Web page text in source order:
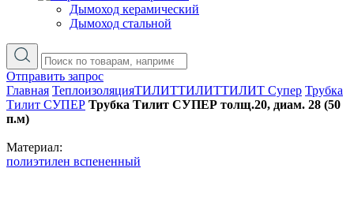
Дымоход керамический
Дымоход стальной
Отправить запрос
Главная ТеплоизоляцияТИЛИТТИЛИТТИЛИТ Супер Трубка
Тилит СУПЕР Трубка Тилит СУПЕР толщ.20, диам. 28 (50
п.м)
Материал:
полиэтилен вспененный